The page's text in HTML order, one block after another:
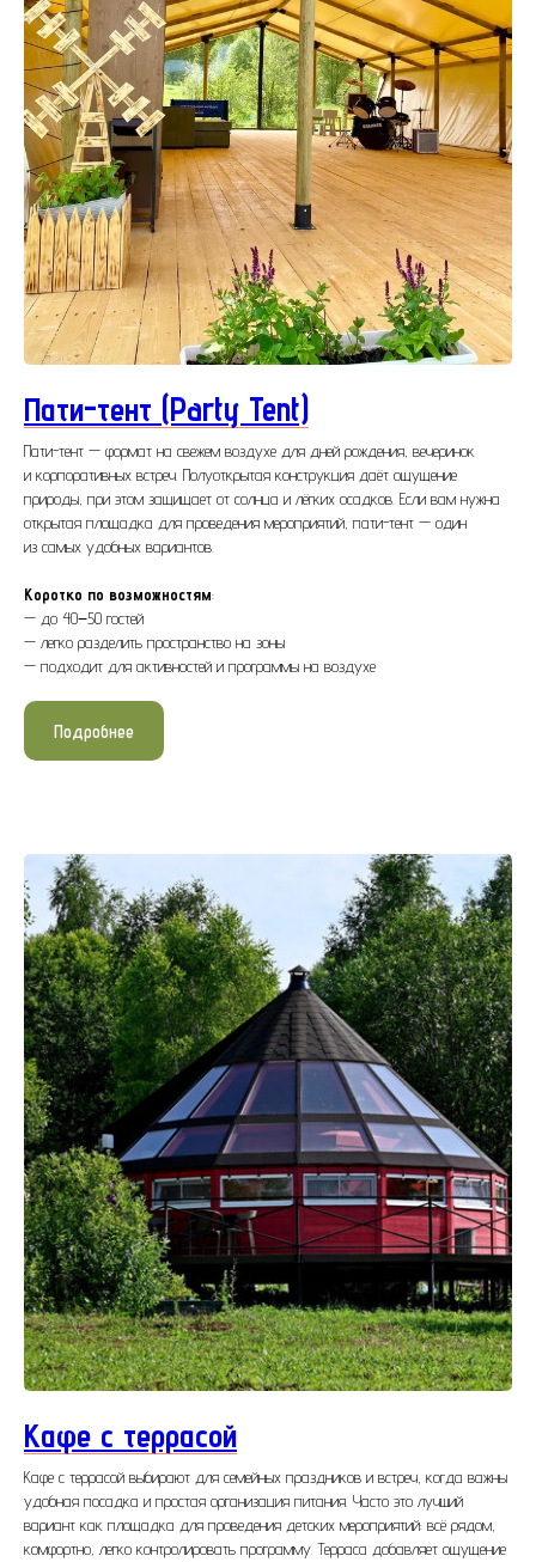
Пати-тент (Party Tent)
Пати-тент — формат на свежем воздухе для дней рождения, вечеринок
и корпоративных встреч. Полуоткрытая конструкция даёт ощущение
природы, при этом защищает от солнца и лёгких осадков. Если вам нужна
открытая площадка для проведения мероприятий, пати-тент — один
из самых удобных вариантов.
Коротко по возможностям:
— до 40−50 гостей
— легко разделить пространство на зоны
— подходит для активностей и программы на воздухе
Подробнее
Кафе с террасой
Кафе с террасой выбирают для семейных праздников и встреч, когда важны
удобная посадка и простая организация питания. Часто это лучший
вариант как площадка для проведения детских мероприятий: всё рядом,
комфортно, легко контролировать программу. Терраса добавляет ощущение